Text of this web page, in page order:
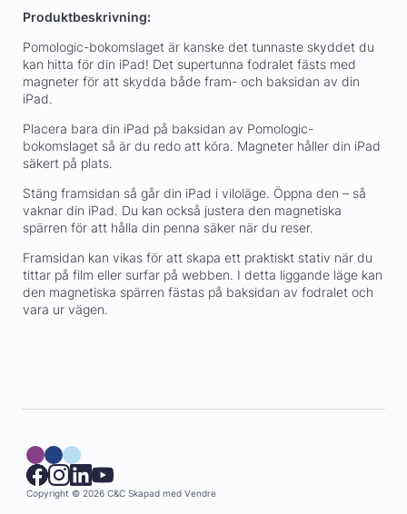
Produktbeskrivning:
Pomologic-bokomslaget är kanske det tunnaste skyddet du
kan hitta för din iPad! Det supertunna fodralet fästs med
magneter för att skydda både fram- och baksidan av din
iPad.
Placera bara din iPad på baksidan av Pomologic-
bokomslaget så är du redo att köra. Magneter håller din iPad
säkert på plats.
Stäng framsidan så går din iPad i viloläge. Öppna den – så
vaknar din iPad. Du kan också justera den magnetiska
spärren för att hålla din penna säker när du reser.
Framsidan kan vikas för att skapa ett praktiskt stativ när du
tittar på film eller surfar på webben. I detta liggande läge kan
den magnetiska spärren fästas på baksidan av fodralet och
vara ur vägen.
Copyright © 2026 C&C Skapad med Vendre